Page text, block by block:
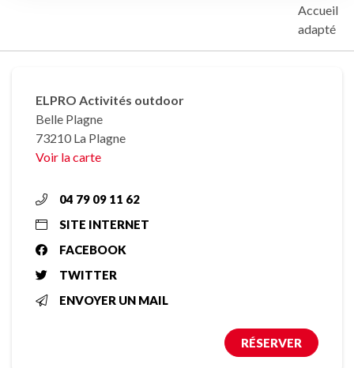
Accueil
adapté
ELPRO Activités outdoor
Belle Plagne
73210 La Plagne
Voir la carte
04 79 09 11 62
SITE INTERNET
FACEBOOK
TWITTER
ENVOYER UN MAIL
RÉSERVER